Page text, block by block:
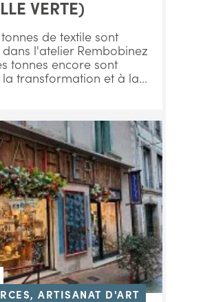
VERTE)
de textile sont
l'atelier Rembobinez
tonnes encore sont
transformation et à la...
ARTISANAT D'ART